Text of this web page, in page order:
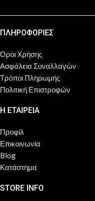
ΠΛΗΡΟΦΟΡΙΕΣ
Όροι Χρήσης
Ασφάλεια Συναλλαγών
Τρόποι Πληρωμής
Πολιτική Επιστροφών
Η ΕΤΑΙΡΕΙΑ
Προφίλ
Επικοινωνία
Blog
Κατάστημα
STORE INFO